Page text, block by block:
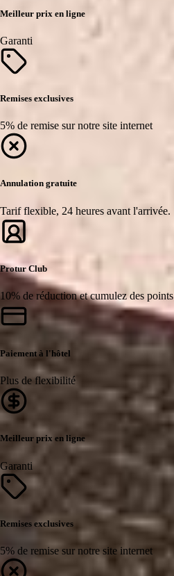
Meilleur prix en ligne
Garanti
Remises exclusives
5% de remise sur notre site internet
Annulation gratuite
Tarif flexible, 24 heures avant l'arrivée.
Protur Club
10% de réduction et cumulez des points
Paiement à l'hôtel
Plus de flexibilité
Meilleur prix en ligne
Garanti
Remises exclusives
5% de remise sur notre site internet